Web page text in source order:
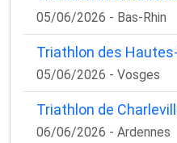
05/06/2026 - Bas-Rhin
Triathlon des
05/06/2026 - Vosges
Triathlon de
06/06/2026 - Ardennes